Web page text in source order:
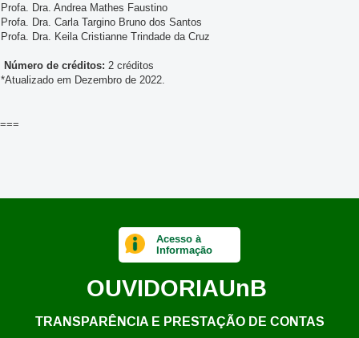
Profa. Dra. Andrea Mathes Faustino
Profa. Dra. Carla Targino Bruno dos Santos
Profa. Dra. Keila Cristianne Trindade da Cruz
Número de créditos: 2 créditos
*Atualizado em Dezembro de 2022.
===
Acesso à
Informação
OUVIDORIAUnB
TRANSPARÊNCIA E PRESTAÇÃO DE CONTAS